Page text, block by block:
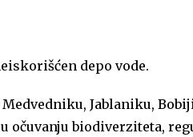
depo vode.
Jablaniku,
očuvanju biodiverziteta,